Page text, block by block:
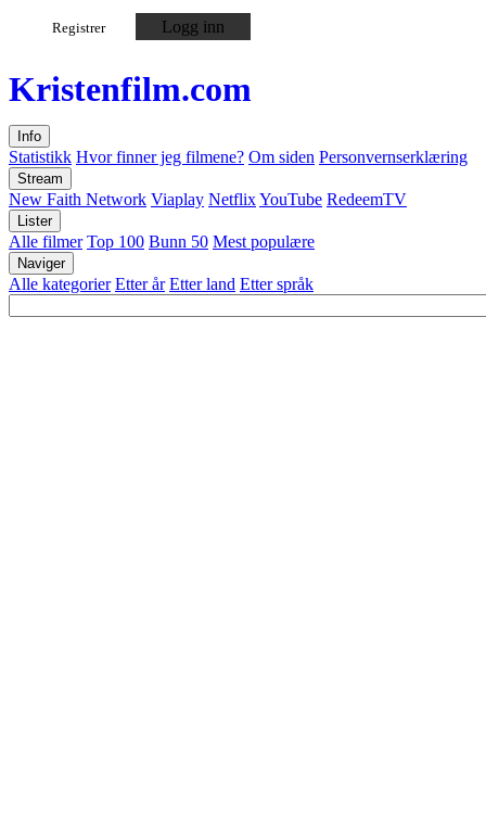
Registrer Logg inn
Kristenfilm.com
Info
Statistikk Hvor finner jeg filmene? Om siden Personvernserklæring
Stream
New Faith Network Viaplay NetflixYouTube RedeemTV
Lister
Alle filmer Top 100 Bunn 50 Mest populære
Naviger
Alle kategorier Etter år Etter land Etter språk